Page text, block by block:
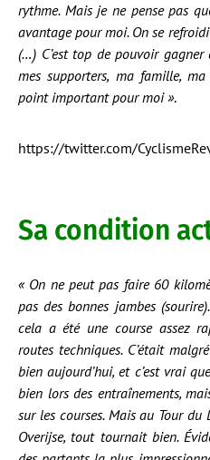
rythme. Mais je ne pense pas
avantage pour moi. On se
(…) C’est top de pouvoir
mes supporters, ma famille,
point important pour moi ».
https://twitter.com/
Sa condition
« On ne peut pas faire 60
pas des bonnes jambes
cela a été une course assez
routes techniques. C’était
bien aujourd’hui, et c’est vrai
bien lors des entraînements,
sur les courses. Mais au Tour
Overijse, tout tournait bien.